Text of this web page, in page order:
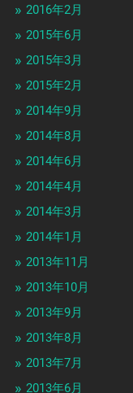
2016年2月
2015年6月
2015年3月
2015年2月
2014年9月
2014年8月
2014年6月
2014年4月
2014年3月
2014年1月
2013年11月
2013年10月
2013年9月
2013年8月
2013年7月
2013年6月